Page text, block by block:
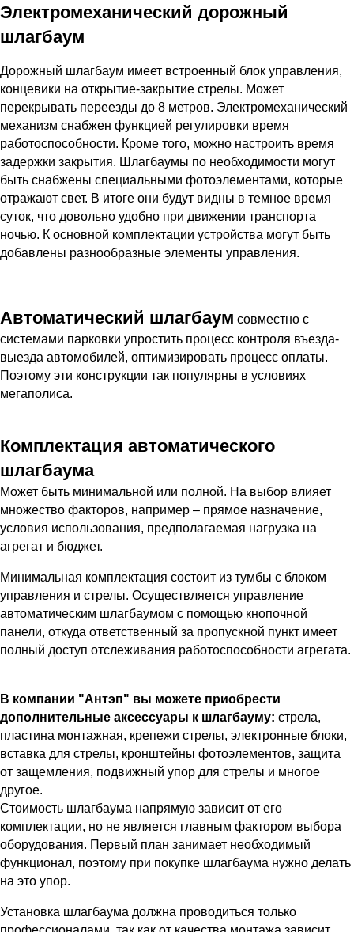
Электромеханический дорожный
шлагбаум
Дорожный шлагбаум имеет встроенный блок управления,
концевики на открытие-закрытие стрелы. Может
перекрывать переезды до 8 метров. Электромеханический
механизм снабжен функцией регулировки время
работоспособности. Кроме того, можно настроить время
задержки закрытия. Шлагбаумы по необходимости могут
быть снабжены специальными фотоэлементами, которые
отражают свет. В итоге они будут видны в темное время
суток, что довольно удобно при движении транспорта
ночью. К основной комплектации устройства могут быть
добавлены разнообразные элементы управления.
Автоматический шлагбаум совместно с
системами парковки упростить процесс контроля въезда-
выезда автомобилей, оптимизировать процесс оплаты.
Поэтому эти конструкции так популярны в условиях
мегаполиса.
Комплектация автоматического
шлагбаума
Может быть минимальной или полной. На выбор влияет
множество факторов, например – прямое назначение,
условия использования, предполагаемая нагрузка на
агрегат и бюджет.
Минимальная комплектация состоит из тумбы с блоком
управления и стрелы. Осуществляется управление
автоматическим шлагбаумом с помощью кнопочной
панели, откуда ответственный за пропускной пункт имеет
полный доступ отслеживания работоспособности агрегата.
В компании "Антэп" вы можете приобрести
дополнительные аксессуары к шлагбауму: стрела,
пластина монтажная, крепежи стрелы, электронные блоки,
вставка для стрелы, кронштейны фотоэлементов, защита
от защемления, подвижный упор для стрелы и многое
другое.
Стоимость шлагбаума напрямую зависит от его
комплектации, но не является главным фактором выбора
оборудования. Первый план занимает необходимый
функционал, поэтому при покупке шлагбаума нужно делать
на это упор.
Установка шлагбаума должна проводиться только